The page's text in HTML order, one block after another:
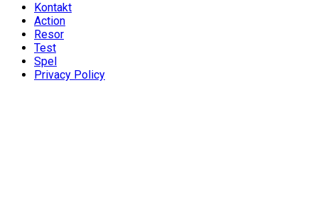
Kontakt
Action
Resor
Test
Spel
Privacy Policy